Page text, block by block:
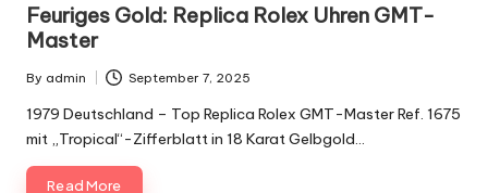
Feuriges Gold: Replica Rolex Uhren GMT-
Master
Posted
by
By admin September 7, 2025
1979 Deutschland – Top Replica Rolex GMT-Master Ref. 1675
mit „Tropical“-Zifferblatt in 18 Karat Gelbgold…
Read More